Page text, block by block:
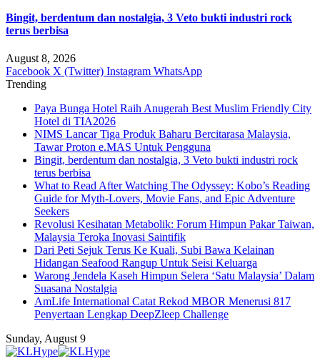
Bingit, berdentum dan nostalgia, 3 Veto bukti industri rock
terus berbisa
August 8, 2026
Facebook X (Twitter) Instagram WhatsApp
Trending
Paya Bunga Hotel Raih Anugerah Best Muslim Friendly City
Hotel di TIA2026
NIMS Lancar Tiga Produk Baharu Bercitarasa Malaysia,
Tawar Proton e.MAS Untuk Pengguna
Bingit, berdentum dan nostalgia, 3 Veto bukti industri rock
terus berbisa
What to Read After Watching The Odyssey: Kobo’s Reading
Guide for Myth-Lovers, Movie Fans, and Epic Adventure
Seekers
Revolusi Kesihatan Metabolik: Forum Himpun Pakar Taiwan,
Malaysia Teroka Inovasi Saintifik
Dari Peti Sejuk Terus Ke Kuali, Subi Bawa Kelainan
Hidangan Seafood Rangup Untuk Seisi Keluarga
Warong Jendela Kaseh Himpun Selera ‘Satu Malaysia’ Dalam
Suasana Nostalgia
AmLife International Catat Rekod MBOR Menerusi 817
Penyertaan Lengkap DeepZleep Challenge
Sunday, August 9